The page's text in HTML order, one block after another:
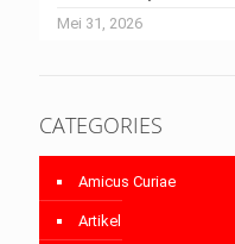
Mei 31, 2026
CATEGORIES
Amicus Curiae
Artikel